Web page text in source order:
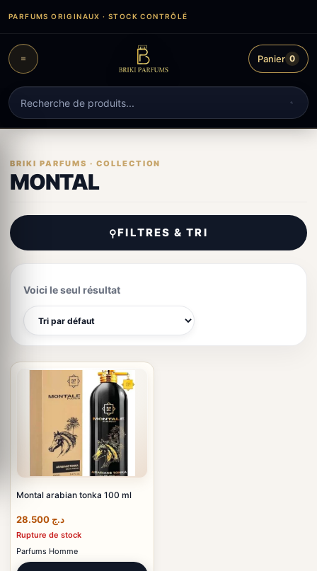
contenu
PARFUMS ORIGINAUX · STOCK CONTRÔLÉ
Recherche
de
produits
Panier 0
MONTAL
⚲FILTRES & TRI
Voici le seul résultat
Montal arabian tonka 100 ml
د.ج
Rupture de stock
Parfums Homme